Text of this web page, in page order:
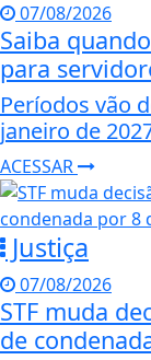
07/08/2026
Saiba
para
Períodos vão
janeiro de
ACESSAR
Justiça
07/08/2026
STF muda
de